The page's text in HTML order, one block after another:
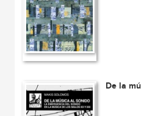
De la